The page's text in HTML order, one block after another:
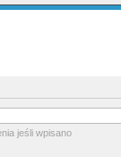
jeśli wpisano